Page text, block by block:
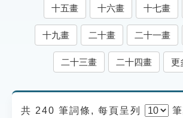
遊戲專區
貓頭鷹博士
十五畫 十六畫 十七畫
十九畫 二十畫 二十一畫
二十三畫 二十四畫 更
共 240 筆詞條, 每頁呈列 筆